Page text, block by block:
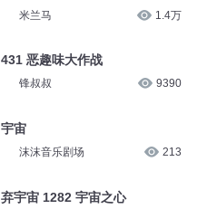
米兰马 1.4万
431 恶趣味大作战
锋叔叔 9390
宇宙
沫沫音乐剧场 213
弃宇宙 1282 宇宙之心